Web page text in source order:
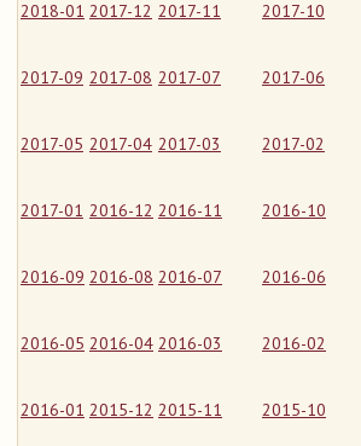
2018-01 2017-12 2017-11 2017-10
2017-09 2017-08 2017-07 2017-06
2017-05 2017-04 2017-03 2017-02
2017-01 2016-12 2016-11 2016-10
2016-09 2016-08 2016-07 2016-06
2016-05 2016-04 2016-03 2016-02
2016-01 2015-12 2015-11 2015-10